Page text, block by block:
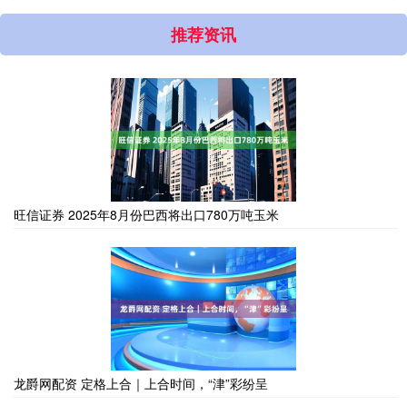
推荐资讯
旺信证券 2025年8月份巴西将出口780万吨玉米
龙爵网配资 定格上合｜上合时间，“津”彩纷呈